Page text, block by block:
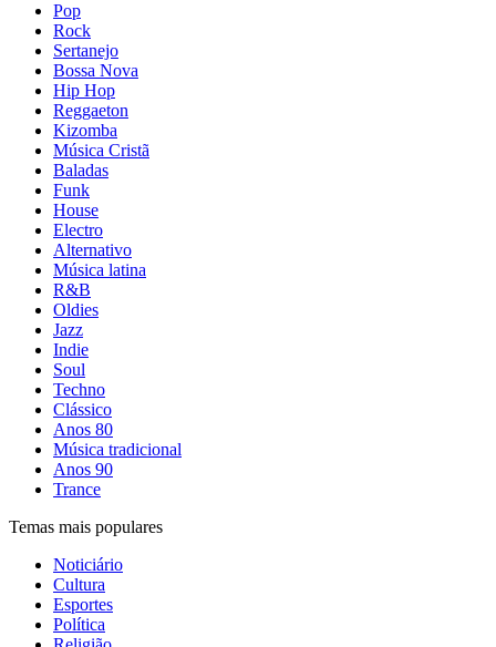
Pop
Rock
Sertanejo
Bossa Nova
Hip Hop
Reggaeton
Kizomba
Música Cristã
Baladas
Funk
House
Electro
Alternativo
Música latina
R&B
Oldies
Jazz
Indie
Soul
Techno
Clássico
Anos 80
Música tradicional
Anos 90
Trance
Temas mais populares
Noticiário
Cultura
Esportes
Política